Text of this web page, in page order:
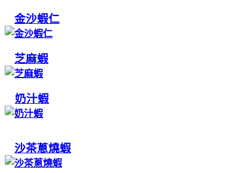
金沙蝦仁
芝麻蝦
奶汁蝦
沙茶蔥燒蝦